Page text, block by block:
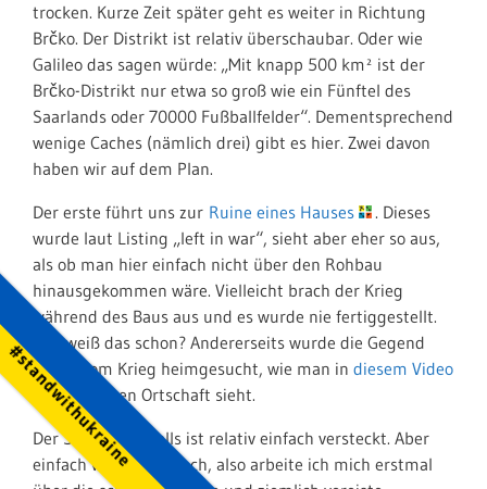
#standwithukraine
trocken. Kurze Zeit später geht es weiter in Richtung
Brčko. Der Distrikt ist relativ überschaubar. Oder wie
Galileo das sagen würde: „Mit knapp 500 km² ist der
Brčko-Distrikt nur etwa so groß wie ein Fünftel des
Saarlands oder 70000 Fußballfelder“. Dementsprechend
wenige Caches (nämlich drei) gibt es hier. Zwei davon
haben wir auf dem Plan.
Der erste führt uns zur Ruine eines Hauses
. Dieses
wurde laut Listing „left in war“, sieht aber eher so aus,
als ob man hier einfach nicht über den Rohbau
hinausgekommen wäre. Vielleicht brach der Krieg
während des Baus aus und es wurde nie fertiggestellt.
Wer weiß das schon? Andererseits wurde die Gegend
heftig vom Krieg heimgesucht, wie man in diesem Video
aus derselben Ortschaft sieht.
Der Small jedenfalls ist relativ einfach versteckt. Aber
einfach wäre zu einfach, also arbeite ich mich erstmal